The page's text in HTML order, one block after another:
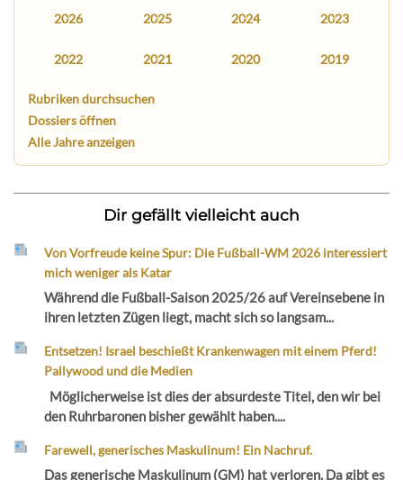
2026 2025 2024 2023
2022 2021 2020 2019
Rubriken durchsuchen
Dossiers öffnen
Alle Jahre anzeigen
Dir gefällt vielleicht auch
Von Vorfreude keine Spur: Die Fußball-WM 2026 interessiert
mich weniger als Katar
Während die Fußball-Saison 2025/26 auf Vereinsebene in
ihren letzten Zügen liegt, macht sich so langsam...
Entsetzen! Israel beschießt Krankenwagen mit einem Pferd!
Pallywood und die Medien
Möglicherweise ist dies der absurdeste Titel, den wir bei
den Ruhrbaronen bisher gewählt haben....
Farewell, generisches Maskulinum! Ein Nachruf.
Das generische Maskulinum (GM) hat verloren. Da gibt es